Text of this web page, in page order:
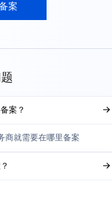
案
案？
商就需要在哪里备案